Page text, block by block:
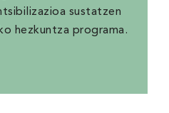
sustatzen
hezkuntza programa.